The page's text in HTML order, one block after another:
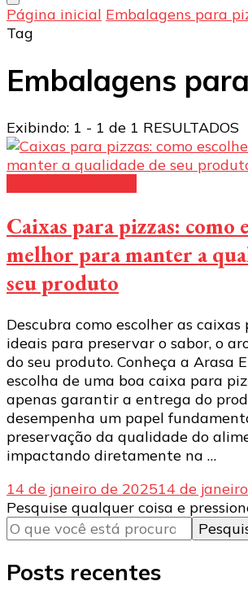
Página inicial Embalagens para
Tag
Embalagens
Exibindo: 1 - 1 de 1 RESULTADOS
Caixas para pizzas: como
melhor para manter a
seu produto
Descubra como escolher as caixas
ideais para preservar o sabor, o
do seu produto. Conheça a Arasa
escolha de uma boa caixa para
apenas garantir a entrega do
desempenha um papel
preservação da qualidade do
impactando diretamente na …
14 de janeiro de 202514 de
Procurando
algo?
Pesquise qualquer coisa e
Posts recentes